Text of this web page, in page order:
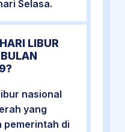
Selasa.
LIBUR
nasional
yang
pemerintah di